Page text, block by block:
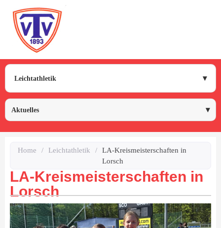
Leichtathletik
Aktuelles
Home / Leichtathletik /
LA-Kreismeisterschaften in
Lorsch
LA-Kreismeisterschaften in
Lorsch